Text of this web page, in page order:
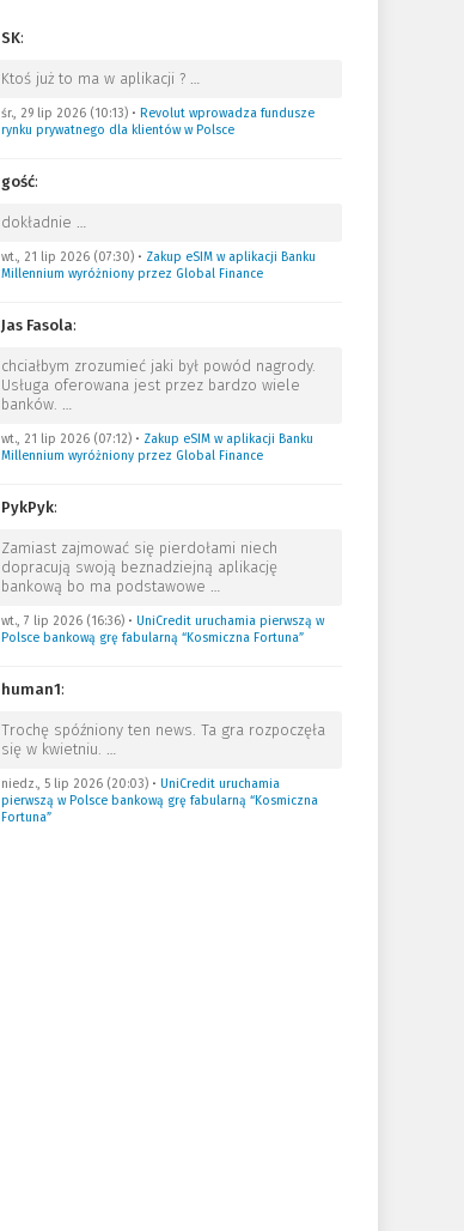
SK:
Ktoś już to ma w aplikacji ? …
śr., 29 lip 2026 (10:13)• Revolut wprowadza fundusze
rynku prywatnego dla klientów w Polsce
gość:
dokładnie …
wt., 21 lip 2026 (07:30)• Zakup eSIM w aplikacji Banku
Millennium wyróżniony przez Global Finance
Jas Fasola:
chciałbym zrozumieć jaki był powód nagrody.
Usługa oferowana jest przez bardzo wiele
banków. …
wt., 21 lip 2026 (07:12)• Zakup eSIM w aplikacji Banku
Millennium wyróżniony przez Global Finance
PykPyk:
Zamiast zajmować się pierdołami niech
dopracują swoją beznadziejną aplikację
bankową bo ma podstawowe …
wt., 7 lip 2026 (16:36)• UniCredit uruchamia pierwszą w
Polsce bankową grę fabularną “Kosmiczna Fortuna”
human1:
Trochę spóźniony ten news. Ta gra rozpoczęła
się w kwietniu. …
niedz., 5 lip 2026 (20:03)• UniCredit uruchamia
pierwszą w Polsce bankową grę fabularną “Kosmiczna
Fortuna”